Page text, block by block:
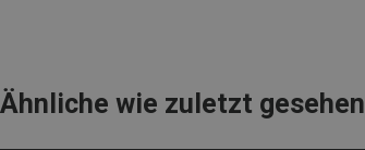
Ähnliche wie zuletzt gesehen